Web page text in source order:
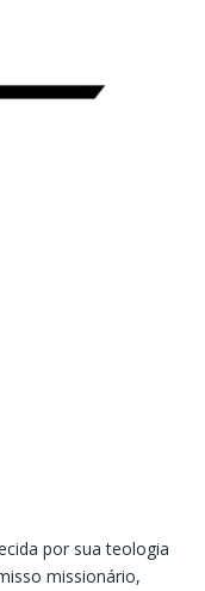
por sua teologia
missionário,